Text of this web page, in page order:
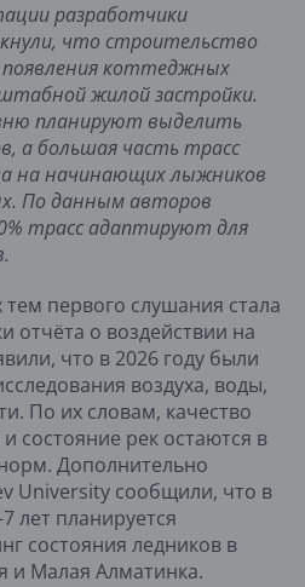
разработчики
что строительство
появления коттеджных
жилой застройки.
планируют выделить
а большая часть трасс
на начинающих лыжников
По данным авторов
трасс адаптируют для
первого слушания стала
отчёта о воздействии на
что в 2026 году были
воздуха, воды,
По их словам, качество
состояние рек остаются в
Дополнительно
University сообщили, что в
лет планируется
состояния ледников в
и Малая Алматинка.